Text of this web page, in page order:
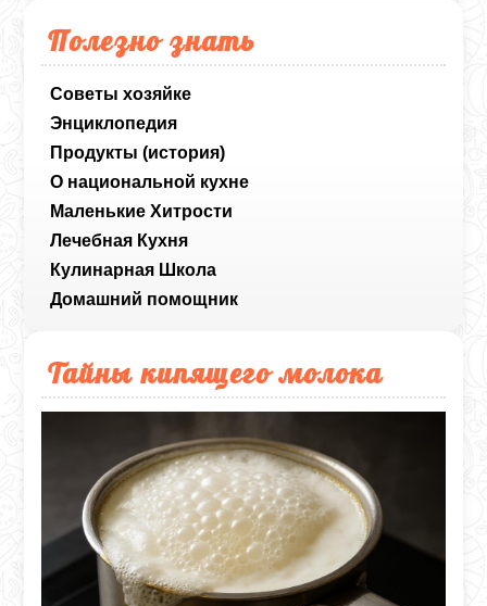
Полезно знать
Советы хозяйке
Энциклопедия
Продукты (история)
О национальной кухне
Маленькие Хитрости
Лечебная Кухня
Кулинарная Школа
Домашний помощник
Тайны кипящего молока